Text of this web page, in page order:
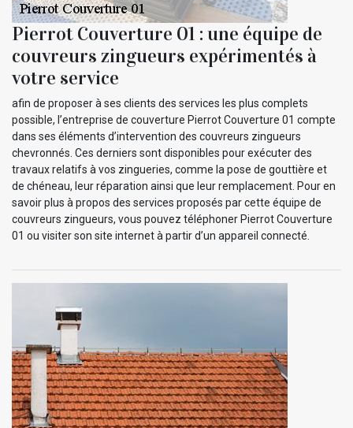
Pierrot Couverture 01 : une équipe de
couvreurs zingueurs expérimentés à
votre service
afin de proposer à ses clients des services les plus complets
possible, l’entreprise de couverture Pierrot Couverture 01 compte
dans ses éléments d’intervention des couvreurs zingueurs
chevronnés. Ces derniers sont disponibles pour exécuter des
travaux relatifs à vos zingueries, comme la pose de gouttière et
de chéneau, leur réparation ainsi que leur remplacement. Pour en
savoir plus à propos des services proposés par cette équipe de
couvreurs zingueurs, vous pouvez téléphoner Pierrot Couverture
01 ou visiter son site internet à partir d’un appareil connecté.